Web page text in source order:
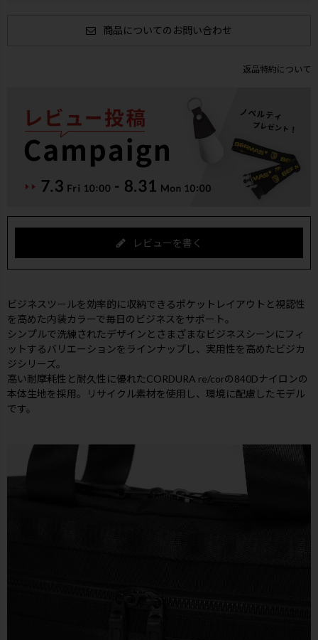
商品についてのお問い合わせ
返品特約について
レビューを書く
ビジネスツールを効率的に収納できるポケットレイアウトと視認性
を高めた内装カラーで毎日のビジネスをサポート。
シンプルで洗練されたデザインとさまざまなビジネスシーンにフィ
ットするバリエーションをラインナップし、実用性を高めたビジカ
ジシリーズ。
高い耐摩耗性と耐久性に優れたCORDURA re/corの840Dナイロンの
本体生地を採用。リサイクル素材を使用し、環境に配慮したモデル
です。